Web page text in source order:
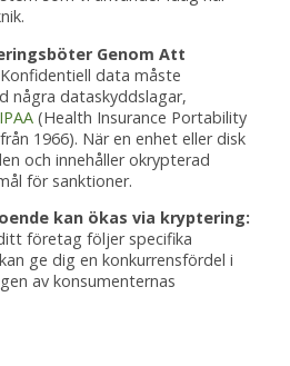
Genom Att
Konfidentiell data måste
några dataskyddslagar,
(Health Insurance Portability
1966). När en enhet eller disk
och innehåller okrypterad
för sanktioner.
kan ökas via kryptering:
företag följer specifika
ge dig en konkurrensfördel i
av konsumenternas